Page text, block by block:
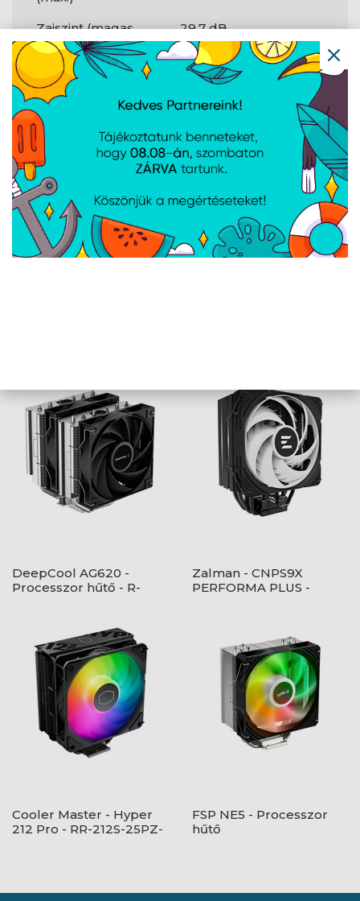
Zajszint (magas
sebességfokozat)
29,7 dB
Maximális
légáramlás
69,12 cfm
Max. légnyomás
Tápellátás
LED feszültség 5 V
DeepCool AG620 -
Processzor hűtő - R-
Zalman - CNPS9X
PERFORMA PLUS -
Cooler Master - Hyper
212 Pro - RR-212S-25PZ-
FSP NE5 - Processzor
hűtő